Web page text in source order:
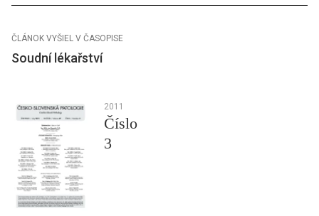
ČLÁNOK VYŠIEL V ČASOPISE
Soudní lékařství
2011
Číslo
3